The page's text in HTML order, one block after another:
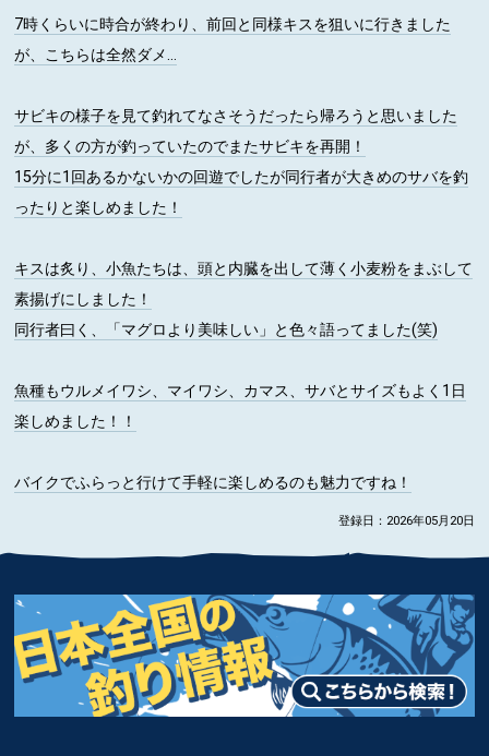
7時くらいに時合が終わり、前回と同様キスを狙いに行きました
が、こちらは全然ダメ…
サビキの様子を見て釣れてなさそうだったら帰ろうと思いました
が、多くの方が釣っていたのでまたサビキを再開！
15分に1回あるかないかの回遊でしたが同行者が大きめのサバを釣
ったりと楽しめました！
キスは炙り、小魚たちは、頭と内臓を出して薄く小麦粉をまぶして
素揚げにしました！
同行者曰く、「マグロより美味しい」と色々語ってました(笑)
魚種もウルメイワシ、マイワシ、カマス、サバとサイズもよく1日
楽しめました！！
バイクでふらっと行けて手軽に楽しめるのも魅力ですね！
登録日：2026年05月20日